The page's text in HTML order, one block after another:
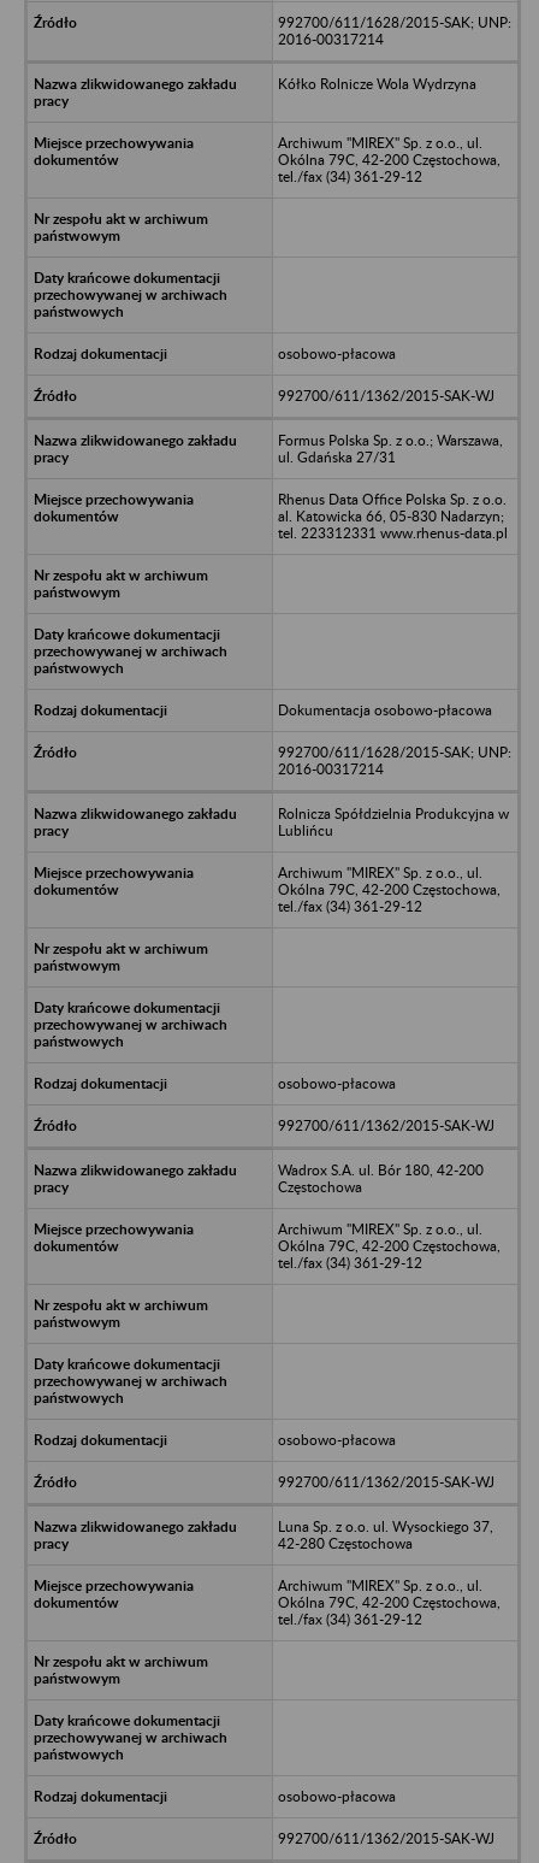
992700/611/1628/2015-SAK; UNP:
2016-00317214
Kółko Rolnicze Wola Wydrzyna
Archiwum "MIREX" Sp. z o.o., ul.
Okólna 79C, 42-200 Częstochowa,
tel./fax (34) 361-29-12
osobowo-płacowa
992700/611/1362/2015-SAK-WJ
Formus Polska Sp. z o.o.; Warszawa,
ul. Gdańska 27/31
Rhenus Data Office Polska Sp. z o.o.
al. Katowicka 66, 05-830 Nadarzyn;
tel. 223312331 www.rhenus-data.pl
Dokumentacja osobowo-płacowa
992700/611/1628/2015-SAK; UNP:
2016-00317214
Rolnicza Spółdzielnia Produkcyjna w
Lublińcu
Archiwum "MIREX" Sp. z o.o., ul.
Okólna 79C, 42-200 Częstochowa,
tel./fax (34) 361-29-12
osobowo-płacowa
992700/611/1362/2015-SAK-WJ
Wadrox S.A. ul. Bór 180, 42-200
Częstochowa
Archiwum "MIREX" Sp. z o.o., ul.
Okólna 79C, 42-200 Częstochowa,
tel./fax (34) 361-29-12
osobowo-płacowa
992700/611/1362/2015-SAK-WJ
Luna Sp. z o.o. ul. Wysockiego 37,
42-280 Częstochowa
Archiwum "MIREX" Sp. z o.o., ul.
Okólna 79C, 42-200 Częstochowa,
tel./fax (34) 361-29-12
osobowo-płacowa
992700/611/1362/2015-SAK-WJ